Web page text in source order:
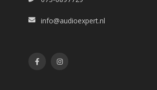
info@audioexpert.nl